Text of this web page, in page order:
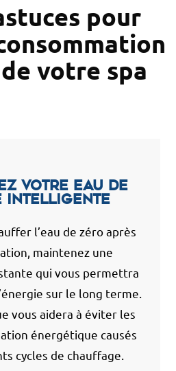
pour
votre spa
votre eau de
intelligente
l’eau de zéro après
maintenez une
qui vous permettra
sur le long terme.
vous aidera à éviter les
énergétique causés
cycles de chauffage.